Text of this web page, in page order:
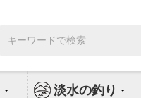
索:
淡水の釣り